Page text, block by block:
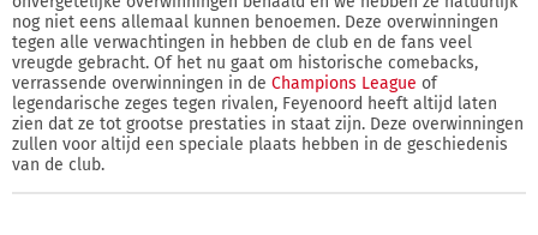
nog niet eens allemaal kunnen benoemen. Deze overwinningen
tegen alle verwachtingen in hebben de club en de fans veel
vreugde gebracht. Of het nu gaat om historische comebacks,
verrassende overwinningen in de Champions League of
legendarische zeges tegen rivalen, Feyenoord heeft altijd laten
zien dat ze tot grootse prestaties in staat zijn. Deze overwinningen
zullen voor altijd een speciale plaats hebben in de geschiedenis
van de club.